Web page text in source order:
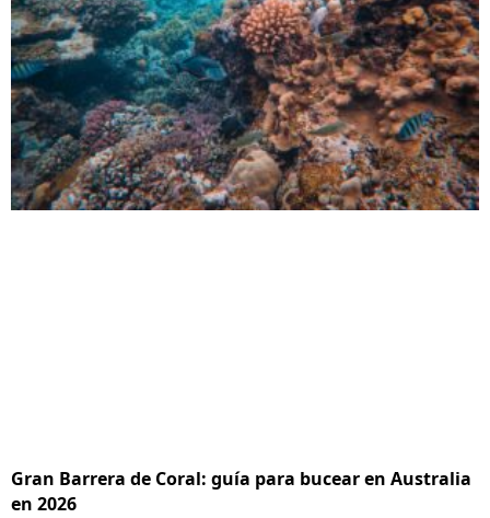
Gran Barrera de Coral: guía para bucear en Australia
en 2026